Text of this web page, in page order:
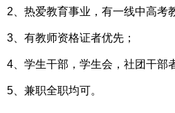
2、热爱教育事业，有一线中高考
3、有教师资格证者优先；
4、学生干部，学生会，社团干部
5、兼职全职均可。